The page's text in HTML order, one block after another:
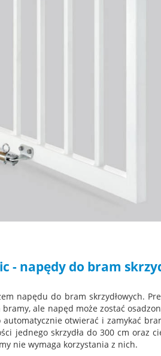
- napędy do bram
napędu do bram skrzydłowych.
ale napęd może zostać
otwierać i zamykać
jednego skrzydła do 300 cm oraz
nie wymaga korzystania z nich.